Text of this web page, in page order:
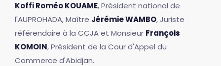
Koffi Roméo KOUAME, Président national de
l'AUPROHADA, Maître Jérémie WAMBO, Juriste
référendaire à la CCJA et Monsieur François
KOMOIN, Président de la Cour d'Appel du
Commerce d'Abidjan.